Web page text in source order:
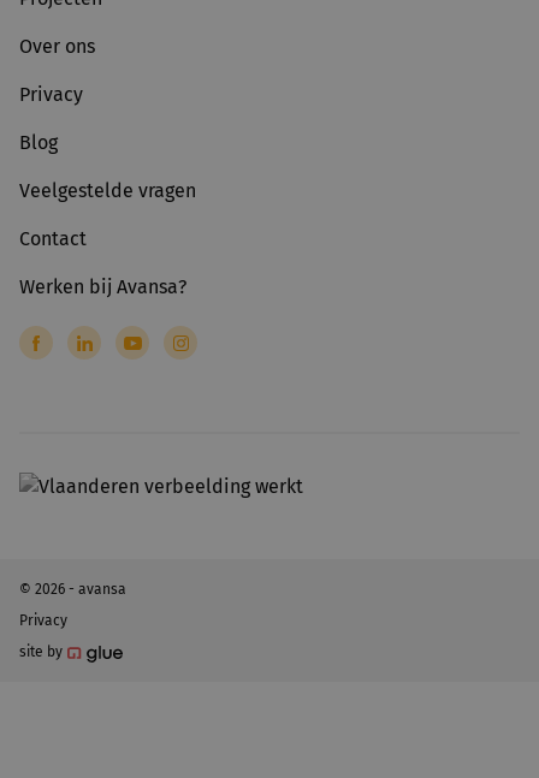
Over ons
Privacy
Blog
Veelgestelde vragen
Contact
Werken bij Avansa?
© 2026 - avansa
Privacy
site by